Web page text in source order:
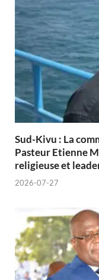
Sud-Kivu : La
Pasteur Etienne
religieuse et
2026-07-27